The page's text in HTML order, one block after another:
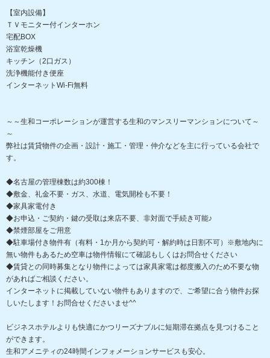
【室内設備】
ＴＶモニター付インターホン
宅配BOX
浴室乾燥機
キッチン（2口ガス）
洗浄機能付き便座
インターネットWi-Fi無料
～～生和コーポレーションが運営する生和のマンスリーマンションについて～
～
弊社は賃貸物件の企画・設計・施工・管理・仲介などを主に行っている会社で
す。
◆名古屋の管理棟数は約300棟！
◆敷金、礼金不要・ガス、水道、電気開栓も不要！
◆家具家電付き
◆お申込・ご契約・鍵の受取は来店不要、非対面で手続き可能♪
◆禁煙部屋をご用意
◆駐車場付き物件有（有料・1か月から契約可・解約時は日割不可）※敷地内に
無い物件もあるため空車は物件情報にて確認もしくはお問合せください
◆賃貸との同時募集となり物件によっては家具家電は都度搬入のため不要な物
があればご相談ください。
インターネットに掲載していない物件もありますので、ご希望に合う物件お探
しいたします！お問合せくださいませ^^
ビジネスホテルよりも快適にかつリーズナブルに短期滞在拠点を見つけること
ができます。
生和アメニティの24時間インフォメーションサービスも安心。